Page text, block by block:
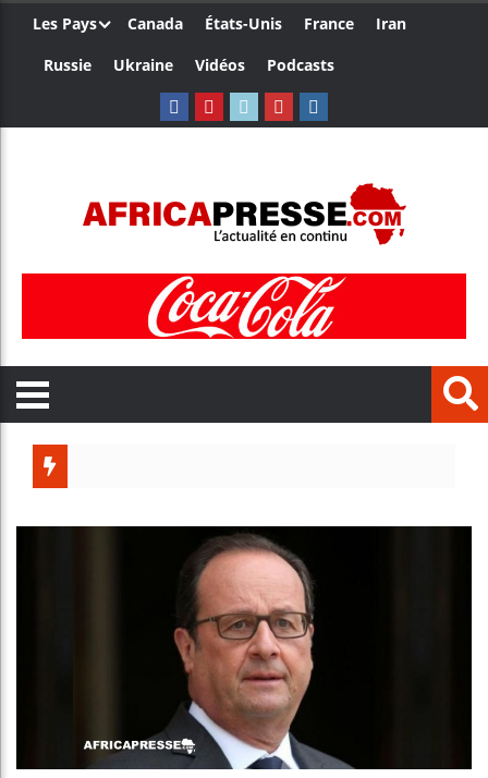
Les Pays Canada États-Unis France
Iran
Russie
Ukraine Vidéos Podcasts